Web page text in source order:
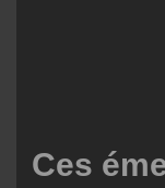
Ces